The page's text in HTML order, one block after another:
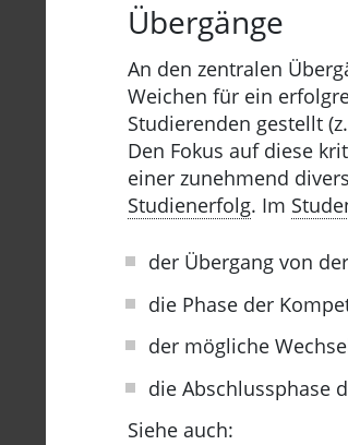
Übergänge
An den zentralen
Weichen für ein
Studierenden gestellt
Den Fokus auf diese
einer zunehmend
Studienerfolg. Im
der Übergang von
die Phase der
der mögliche
die Abschlussphase
Siehe auch: